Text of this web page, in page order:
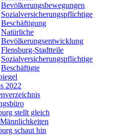
Bevölkerungsbewegungen
Sozialversicherungspflichtige
Beschäftigung
Natürliche
Bevölkerungsentwicklung
Flensburg-Stadtteile
Sozialversicherungspflichtige
Beschäftigte
2022
stellt gleich
schaut hin